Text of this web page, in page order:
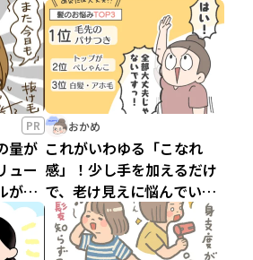
PR
量が
ュー
がき
は…
おかめ
これがいわゆる「こなれ
感」！少し手を加えるだけ
で、老け見えに悩んでいた
日々とさようなら